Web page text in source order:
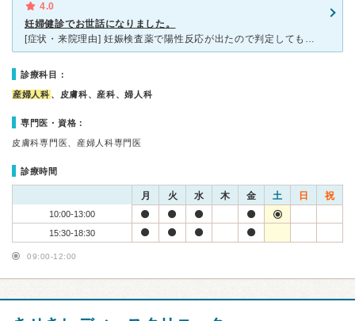
4.0
妊婦健診でお世話になりました。
[症状・来院理由] 妊娠検査薬で陽性反応が出たので判定してもらいに行きました。近所だったので通うのも楽だと思い、来院しました。 [医師の診断・治療法] 妊娠の診断がされ、妊婦健診でお世話になるこ
診療科目：
産婦人科 、皮膚科、産科、婦人科
専門医・資格：
皮膚科専門医、産婦人科専門医
診療時間
月 火 水 木 金 土 日 祝
10:00-13:00
15:30-18:30
09:00-12:00